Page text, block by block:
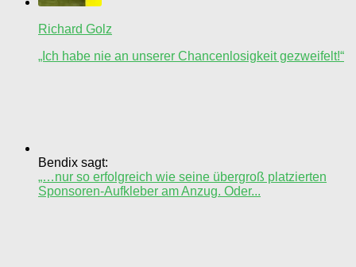
Richard Golz
„Ich habe nie an unserer Chancenlosigkeit gezweifelt!“
Bendix sagt:
„…nur so erfolgreich wie seine übergroß platzierten
Sponsoren-Aufkleber am Anzug. Oder...